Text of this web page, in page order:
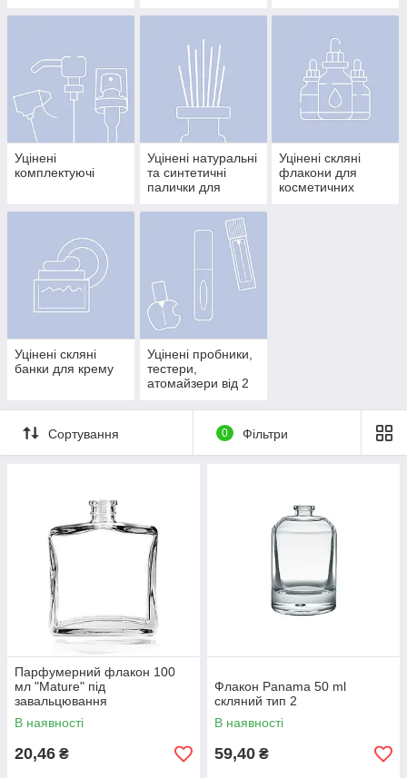
Уцінені
комплектуючі
Уцінені натуральні
та синтетичні
палички для
Уцінені cкляні
флакони для
косметичних
Уцінені скляні
банки для крему
Уцінені пробники,
тестери,
атомайзери від 2
Сортування 0 Фільтри
Парфумерний флакон 100
мл "Mature" під
завальцювання
В наявності
20,46 ₴
Флакон Panama 50 ml
скляний тип 2
В наявності
59,40 ₴